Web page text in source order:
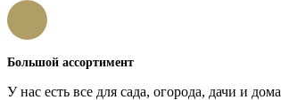
Большой ассортимент
У нас есть все для сада, огорода, дачи и дома